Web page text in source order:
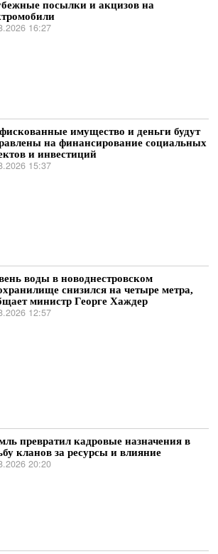
посылки и акцизов на
16:27
имущество и деньги будут
на финансирование социальных
и инвестиций
15:37
воды в новоднестровском
снизился на четыре метра,
министр Георге Хаждер
12:57
превратил кадровые назначения в
кланов за ресурсы и влияние
20:20